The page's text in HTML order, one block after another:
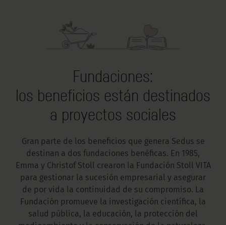
Fundaciones:
los beneficios están destinados
a proyectos sociales
Gran parte de los beneficios que genera Sedus se
destinan a dos fundaciones benéficas. En 1985,
Emma y Christof Stoll crearon la Fundación Stoll VITA
para gestionar la sucesión empresarial y asegurar
de por vida la continuidad de su compromiso. La
Fundación promueve la investigación científica, la
salud pública, la educación, la protección del